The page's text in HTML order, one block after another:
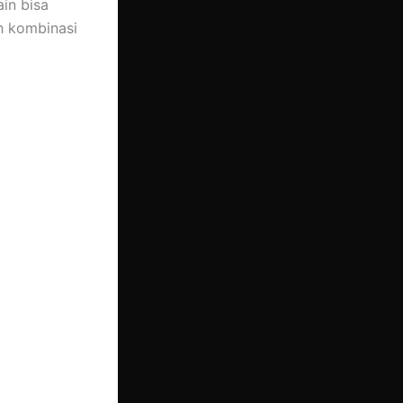
bisa
kombinasi